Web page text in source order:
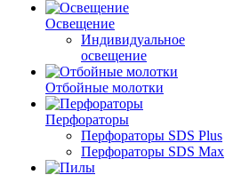
Освещение
Индивидуальное
освещение
Отбойные молотки
Перфораторы
Перфораторы SDS Plus
Перфораторы SDS Max